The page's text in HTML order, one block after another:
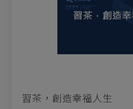
習茶，創造幸福人生